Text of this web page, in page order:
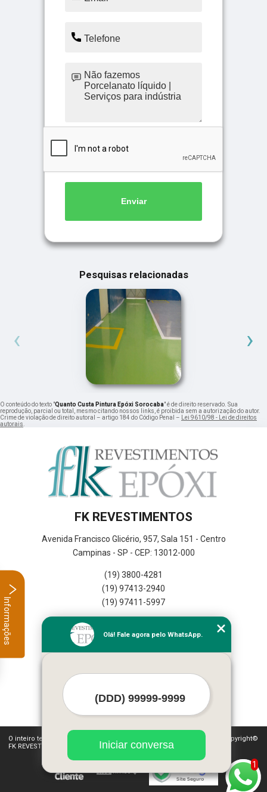
Enviar
Pesquisas relacionadas
‹ ›
O conteúdo do texto "Quanto Custa Pintura Epóxi Sorocaba" é de direito reservado. Sua
reprodução, parcial ou total, mesmo citando nossos links, é proibida sem a autorização do autor.
Crime de violação de direito autoral – artigo 184 do Código Penal –
Lei 9610/98 - Lei de direitos
autorais
FK REVESTIMENTOS
Avenida Francisco Glicério, 957, Sala 151 - Centro
Campinas - SP - CEP: 13012-000
(19) 3800-4281
(19) 97413-2940
(19) 97411-5997
Empresa
Missão
Mapa do site
Mais Serviços
O inteiro teor deste site está sujeito à proteção de direitos autorais. Copyright©
FK REVESTIMENTOS (Lei 9610 de 19/02/1998)
1
Olá! Fale agora pelo WhatsApp.
Iniciar conversa
Informações